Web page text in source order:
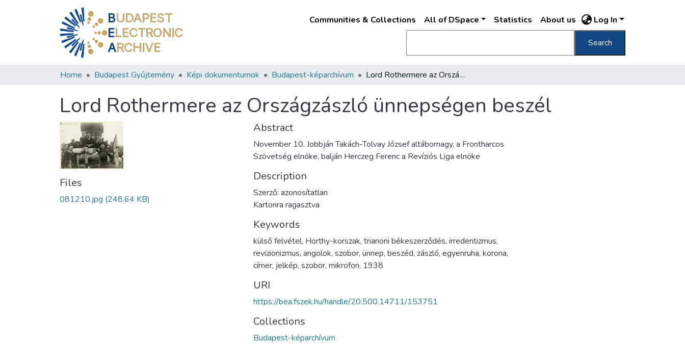
BUDAPEST
ELECTRONIC
ARCHIVE
Communities & Collections All of DSpace Statistics About us Log In
Search
Home Budapest Gyűjtemény Képi dokumentumok Budapest-képarchívum Lord Rothermere az Országzászló ünnepségen beszél
Lord Rothermere az Országzászló ünnepségen beszél
Files
081210.jpg (248.64 KB)
Abstract
November 10. Jobbján Takách-Tolvay József altábornagy, a Frontharcos
Szövetség elnöke, balján Herczeg Ferenc a Revíziós Liga elnöke
Description
Szerző: azonosítatlan
Kartonra ragasztva
Keywords
külső felvétel, Horthy-korszak, trianoni békeszerződés, irredentizmus,
revizionizmus, angolok, szobor, ünnep, beszéd, zászló, egyenruha, korona,
címer, jelkép, szobor, mikrofon, 1938
URI
https://bea.fszek.hu/handle/20.500.14711/153751
Collections
Budapest-képarchívum